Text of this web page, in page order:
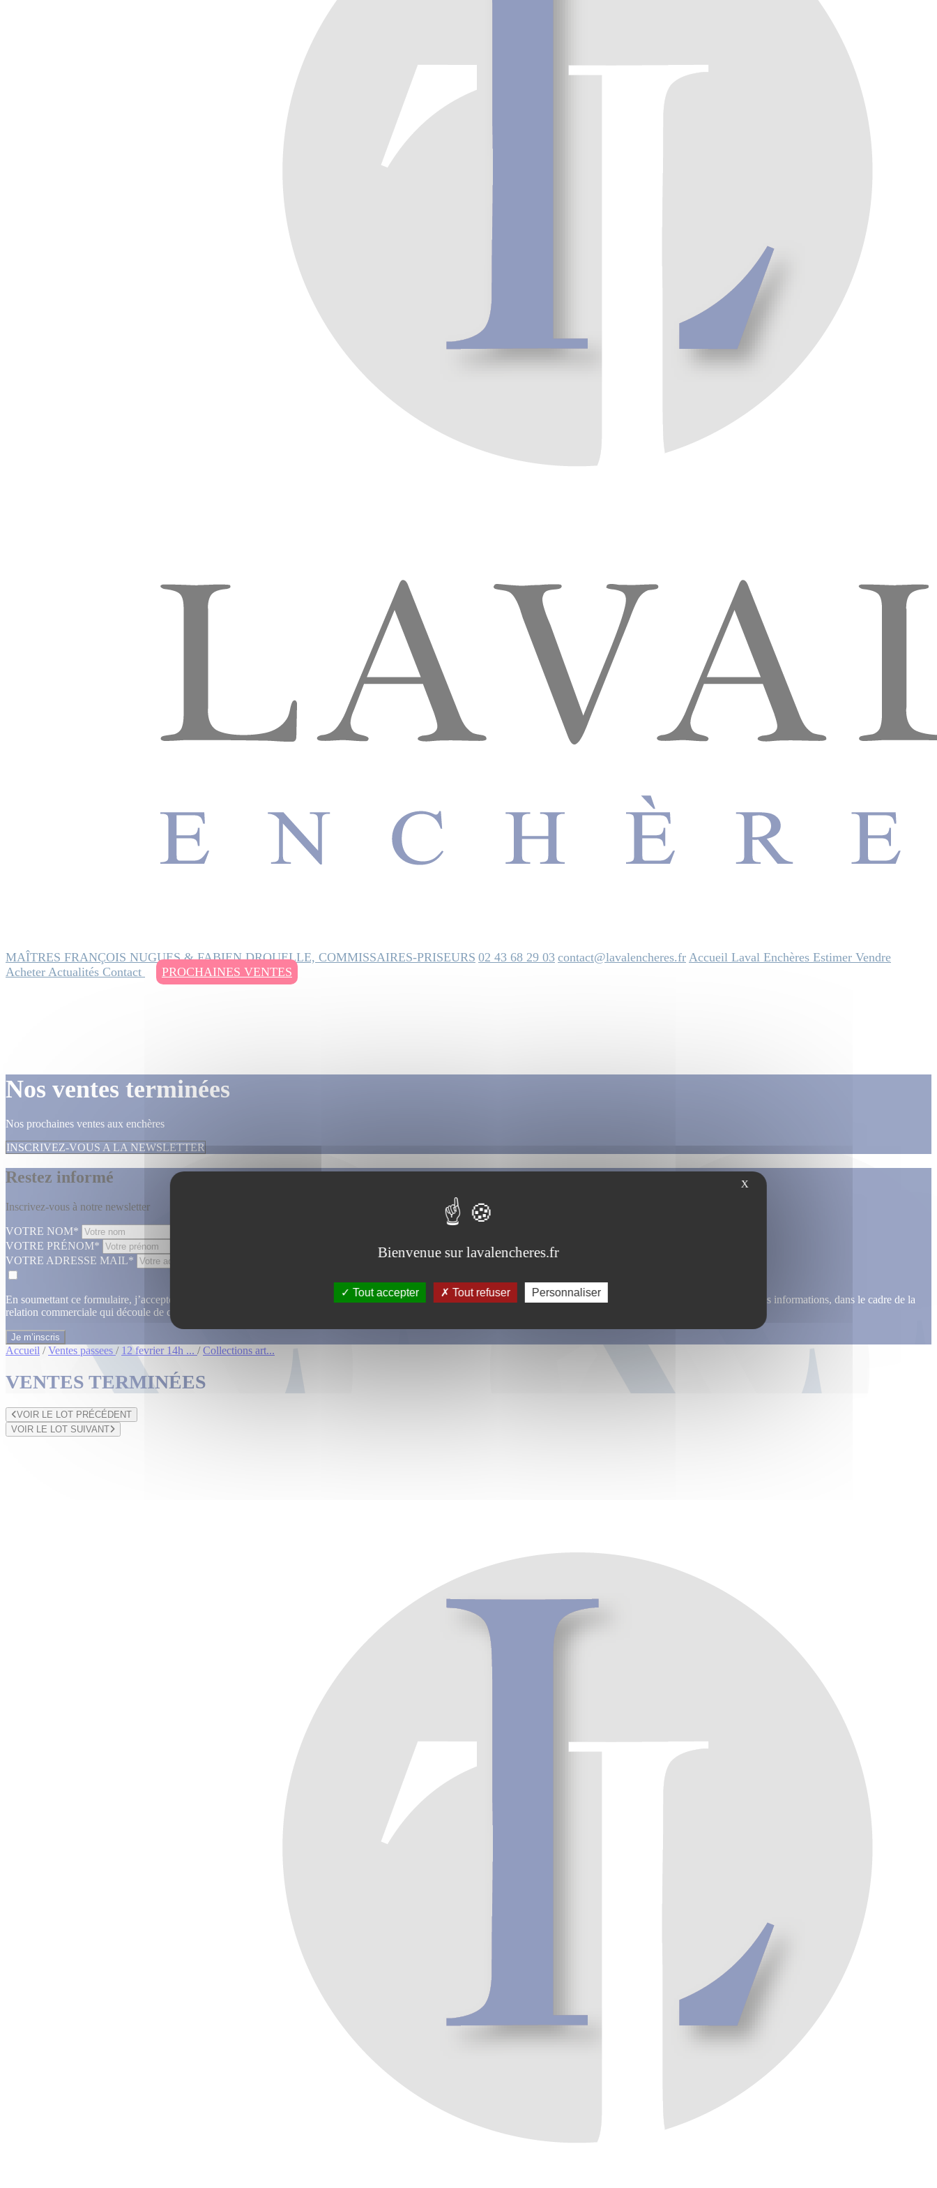
MAÎTRES FRANÇOIS NUGUES & FABIEN DROUELLE, COMMISSAIRES-PRISEURS 02 43 68 29 03 contact@lavalencheres.fr Accueil Laval Enchères Estimer Vendre
Acheter Actualités Contact PROCHAINES VENTES
Nos ventes terminées
Nos prochaines ventes aux enchères
INSCRIVEZ-VOUS A LA NEWSLETTER
Restez informé
Inscrivez-vous à notre newsletter
VOTRE NOM*
VOTRE PRÉNOM*
VOTRE ADRESSE MAIL*
En soumettant ce formulaire, j’accepte que les informations saisies dans ce formulaire soient utilisées, exploitées, traitées pour permettre de me recontacter, pour m’envoyer des informations, dans le cadre de la
relation commerciale qui découle de cette demande.
Accueil / Ventes passees / 12 fevrier 14h ... / Collections art...
VENTES TERMINÉES
VOIR LE LOT PRÉCÉDENT
VOIR LE LOT SUIVANT
X
Bienvenue sur lavalencheres.fr
Tout accepter Tout refuser Personnaliser